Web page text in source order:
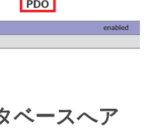
ベースへア